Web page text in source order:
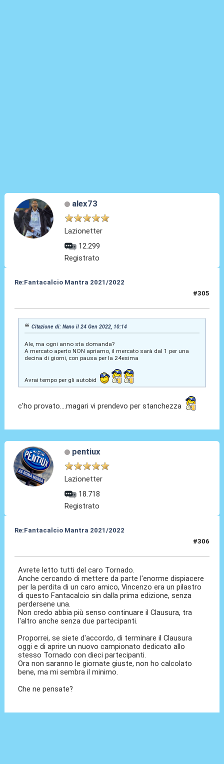
alex73
Lazionetter
12.299
Registrato
Re:Fantacalcio Mantra 2021/2022
#305
Citazione di: Nano il 24 Gen 2022, 10:14
Ale, ma ogni anno sta domanda?
A mercato aperto NON apriamo, il mercato sarà dal 1 per una
decina di giorni, con pausa per la 24esima
Avrai tempo per gli autobid
c'ho provato....magari vi prendevo per stanchezza
pentiux
Lazionetter
18.718
Registrato
Re:Fantacalcio Mantra 2021/2022
#306
Avrete letto tutti del caro Tornado.
Anche cercando di mettere da parte l'enorme dispiacere
per la perdita di un caro amico, Vincenzo era un pilastro
di questo Fantacalcio sin dalla prima edizione, senza
perdersene una.
Non credo abbia più senso continuare il Clausura, tra
l'altro anche senza due partecipanti.
Proporrei, se siete d'accordo, di terminare il Clausura
oggi e di aprire un nuovo campionato dedicato allo
stesso Tornado con dieci partecipanti.
Ora non saranno le giornate giuste, non ho calcolato
bene, ma mi sembra il minimo.
Che ne pensate?